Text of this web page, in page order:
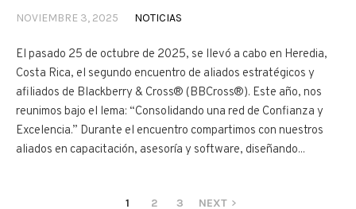
NOVIEMBRE 3, 2025 NOTICIAS
El pasado 25 de octubre de 2025, se llevó a cabo en Heredia,
Costa Rica, el segundo encuentro de aliados estratégicos y
afiliados de Blackberry & Cross® (BBCross®). Este año, nos
reunimos bajo el lema: “Consolidando una red de Confianza y
Excelencia.” Durante el encuentro compartimos con nuestros
aliados en capacitación, asesoría y software, diseñando...
1 2 3 NEXT